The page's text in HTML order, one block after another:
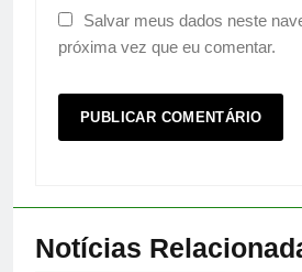
Salvar meus dados neste
próxima vez que eu comentar.
Notícias